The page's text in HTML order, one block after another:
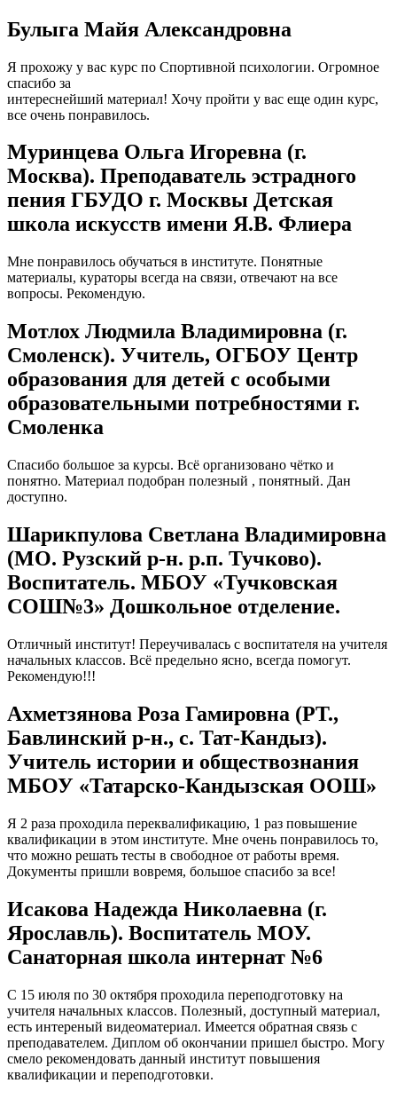
Булыга Майя Александровна
Я прохожу у вас курс по Спортивной психологии. Огромное
спасибо за
интереснейший материал! Хочу пройти у вас еще один курс,
все очень понравилось.
Муринцева Ольга Игоревна (г.
Москва). Преподаватель эстрадного
пения ГБУДО г. Москвы Детская
школа искусств имени Я.В. Флиера
Мне понравилось обучаться в институте. Понятные
материалы, кураторы всегда на связи, отвечают на все
вопросы. Рекомендую.
Мотлох Людмила Владимировна (г.
Смоленск). Учитель, ОГБОУ Центр
образования для детей с особыми
образовательными потребностями г.
Смоленка
Спасибо большое за курсы. Всё организовано чётко и
понятно. Материал подобран полезный , понятный. Дан
доступно.
Шарикпулова Светлана Владимировна
(МО. Рузский р-н. р.п. Тучково).
Воспитатель. МБОУ «Тучковская
СОШ№3» Дошкольное отделение.
Отличный институт! Переучивалась с воспитателя на учителя
начальных классов. Всё предельно ясно, всегда помогут.
Рекомендую!!!
Ахметзянова Роза Гамировна (РТ.,
Бавлинский р-н., с. Тат-Кандыз).
Учитель истории и обществознания
МБОУ «Татарско-Кандызская ООШ»
Я 2 раза проходила переквалификацию, 1 раз повышение
квалификации в этом институте. Мне очень понравилось то,
что можно решать тесты в свободное от работы время.
Документы пришли вовремя, большое спасибо за все!
Исакова Надежда Николаевна (г.
Ярославль). Воспитатель МОУ.
Санаторная школа интернат №6
С 15 июля по 30 октября проходила переподготовку на
учителя начальных классов. Полезный, доступный материал,
есть интереный видеоматериал. Имеется обратная связь с
преподавателем. Диплом об окончании пришел быстро. Могу
смело рекомендовать данный институт повышения
квалификации и переподготовки.